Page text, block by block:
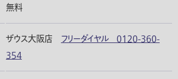
無料
ザウス大阪店 フリーダイヤル 0120-360-
354